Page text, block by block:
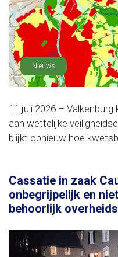
Nieuws
11 juli 2026 –
aan wettelijke
blijkt opnieuw hoe
Cassatie in zaak
onbegrijpelijk en
behoorlijk